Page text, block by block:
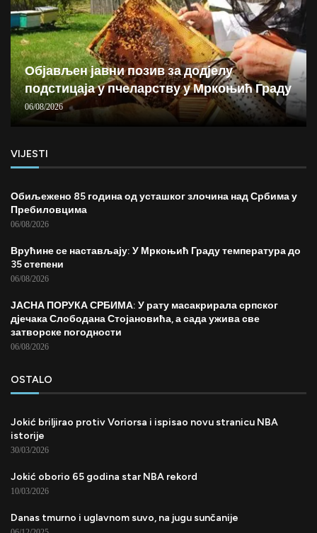
Објављен јавни позив за додјелу
подстицаја у пчеларству у Мркоњић Граду
06/08/2026
VIJESTI
Обиљежено 85 година од усташког злочина над Србима у
Пребиловцима
06/08/2026
Врућине се настављају: У Мркоњић Граду температура до
35 степени
06/08/2026
ЈАСНА ПОРУКА СРБИМА: У рату масакрирала српског
дјечака Слободана Стојановића, а сада ужива све
затворске погодности
06/08/2026
OSTALO
Jokić briljirao protiv Voriorsa i ispisao novu stranicu NBA
istorije
30/03/2026
Jokić oborio 65 godina star NBA rekord
10/03/2026
Danas tmurno i uglavnom suvo, na jugu sunčanije